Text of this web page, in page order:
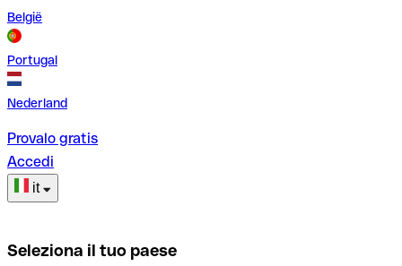
België
Portugal
Nederland
Provalo gratis
Accedi
it
Seleziona il tuo paese